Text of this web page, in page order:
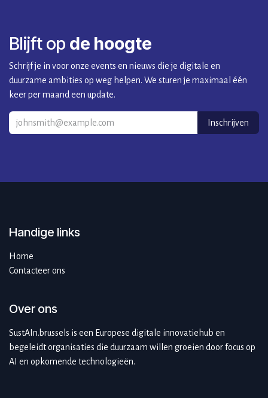
Blijft op de hoogte
Schrijf je in voor onze events en nieuws die je digitale en
duurzame ambities op weg helpen. We sturen je maximaal één
keer per maand een update.
Inschrijven
Handige links
Home
Contacteer ons
Over ons
SustAIn.brussels is een Europese digitale innovatiehub en
begeleidt organisaties die duurzaam willen groeien door focus op
AI en opkomende technologieën.